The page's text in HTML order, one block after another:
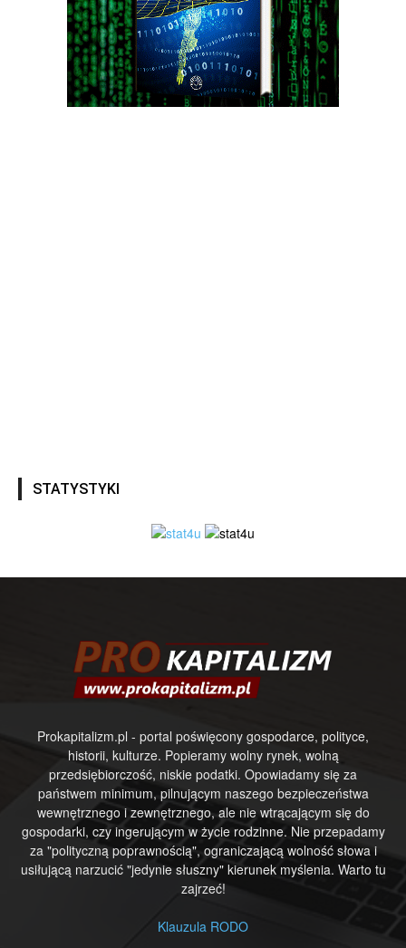
STATYSTYKI
Prokapitalizm.pl - portal poświęcony gospodarce, polityce,
historii, kulturze. Popieramy wolny rynek, wolną
przedsiębiorczość, niskie podatki. Opowiadamy się za
państwem minimum, pilnującym naszego bezpieczeństwa
wewnętrznego i zewnętrznego, ale nie wtrącającym się do
gospodarki, czy ingerującym w życie rodzinne. Nie przepadamy
za "polityczną poprawnością", ograniczającą wolność słowa i
usiłującą narzucić "jedynie słuszny" kierunek myślenia. Warto tu
zajrzeć!
Klauzula RODO